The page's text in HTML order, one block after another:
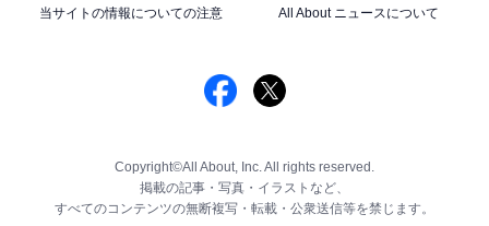
当サイトの情報についての注意
All About ニュースについて
Copyright©All About, Inc. All rights reserved.
掲載の記事・写真・イラストなど、
すべてのコンテンツの無断複写・転載・公衆送信等を禁じます。